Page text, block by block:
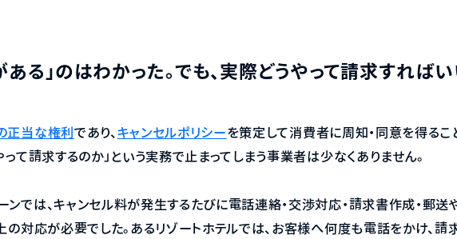
ある」のはわかった。でも、実際どうやって請求すれば
正当な権利 であり、 キャンセルポリシーを策定して消費者に周知・同意を得る
って請求するのか」という実務で止まってしまう事業者は少なくありません。
では、キャンセル料が発生するたびに電話連絡・交渉対応・請求書作成・郵送
の対応が必要でした。あるリゾートホテルでは、お客様へ何度も電話をかけ、請